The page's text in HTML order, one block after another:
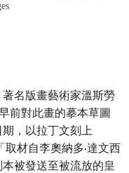
名版畫藝術家溫斯勞
前對此畫的摹本草圖
，以拉丁文刻上
取材自李奧納多‧達文西
被發送至被流放的皇